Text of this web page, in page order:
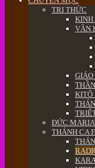
TRI THỨC
KINH
VĂN
KITÔ
ĐỨC MARIA
THÁNH CA